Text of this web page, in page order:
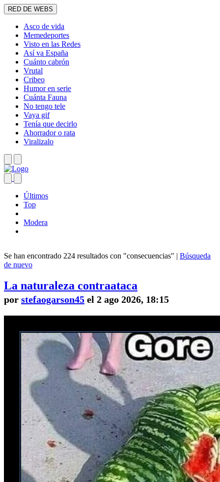
RED DE WEBS
Asco de vida
Memedeportes
Visto en las Redes
Así va España
Cuánto cabrón
Vrutal
Cribeo
Humor en serie
Cuánta Fauna
No tengo tele
Vaya gif
Tenía que decirlo
Ahorrador o rata
Viralizalo
Últimos
Top
Modera
Se han encontrado 224 resultados con "consecuencias" | Búsqueda
de nuevo
La naturaleza contraataca
por stefaogarson45 el 2 ago 2026, 18:15